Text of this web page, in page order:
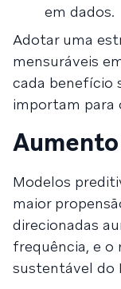
em dados.
Adotar uma
mensuráveis
cada benefício
importam para
Modelos
maior
direcionadas
frequência, e o
sustentável do